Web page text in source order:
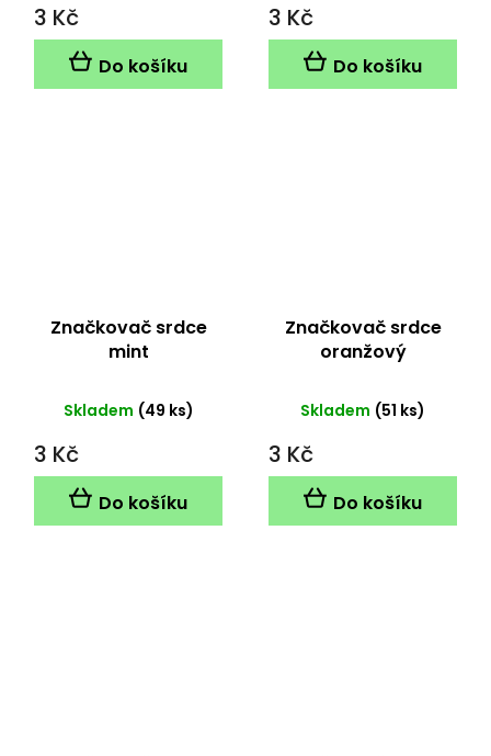
3 Kč
Do košíku
3 Kč
Do košíku
Značkovač srdce
mint
Skladem (49 ks)
3 Kč
Do košíku
Značkovač srdce
oranžový
Skladem (51 ks)
3 Kč
Do košíku